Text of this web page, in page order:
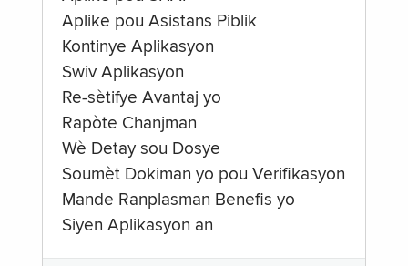
Aplike pou Asistans Piblik
Kontinye Aplikasyon
Swiv Aplikasyon
Re-sètifye Avantaj yo
Rapòte Chanjman
Wè Detay sou Dosye
Soumèt Dokiman yo pou Verifikasyon
Mande Ranplasman Benefis yo
Siyen Aplikasyon an